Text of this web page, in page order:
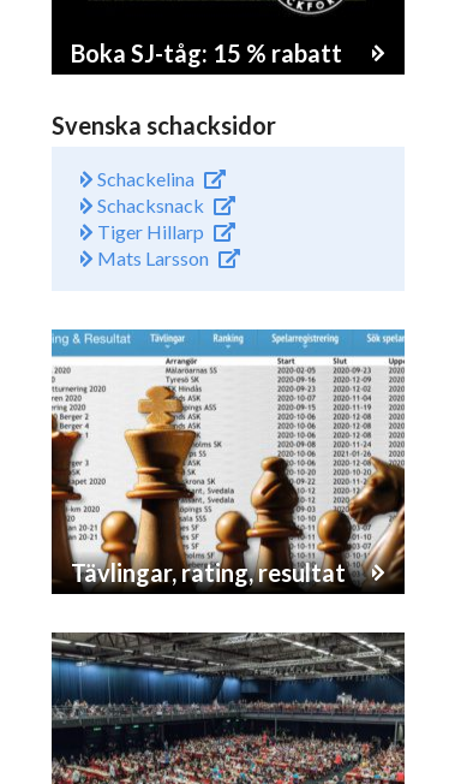
Boka SJ-tåg: 15 % rabatt
Svenska schacksidor
Schackelina
Schacksnack
Tiger Hillarp
Mats Larsson
Tävlingar, rating, resultat